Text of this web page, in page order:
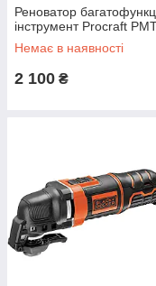
Реноватор
інструмент Procraft
Немає в наявності
2 100 ₴